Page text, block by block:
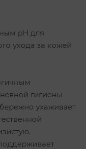
pH для
ухода за кожей
гигиены
ухаживает